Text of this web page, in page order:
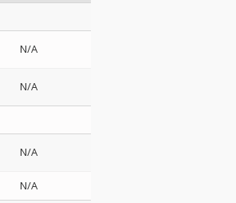
N/A
N/A
N/A
N/A